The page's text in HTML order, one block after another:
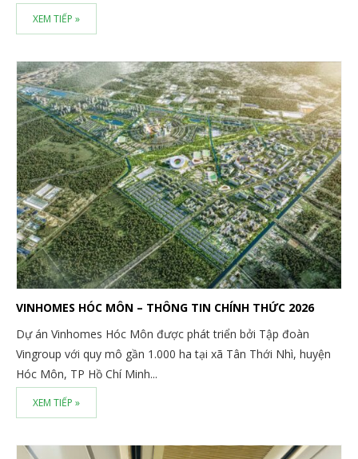
XEM TIẾP »
VINHOMES HÓC MÔN – THÔNG TIN CHÍNH THỨC 2026
Dự án Vinhomes Hóc Môn được phát triển bởi Tập đoàn
Vingroup với quy mô gần 1.000 ha tại xã Tân Thới Nhì, huyện
Hóc Môn, TP Hồ Chí Minh...
XEM TIẾP »